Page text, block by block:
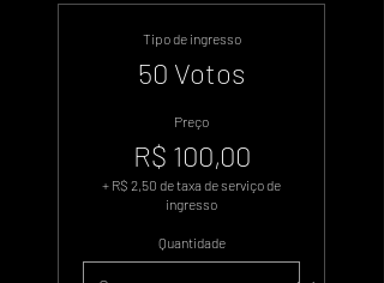
Tipo de ingresso
50 Votos
Preço
R$ 100,00
+ R$ 2,50 de taxa de serviço de
ingresso
Quantidade